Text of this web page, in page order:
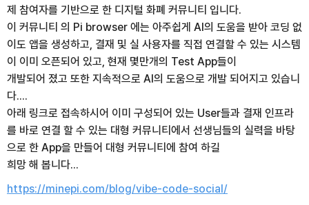
제 참여자를 기반으로 한 디지털 화폐 커뮤니티 입니다.
이 커뮤니티 의 Pi browser 에는 아주쉽게 AI의 도움을 받아 코딩 없
이도 앱을 생성하고, 결재 및 실 사용자를 직접 연결할 수 있는 시스템
이 이미 오픈되어 있고, 현재 몇만개의 Test App들이
개발되어 졌고 또한 지속적으로 AI의 도움으로 개발 되어지고 있습니
다....
아래 링크로 접속하시어 이미 구성되어 있는 User들과 결재 인프라
를 바로 연결 할 수 있는 대형 커뮤니티에서 선생님들의 실력을 바탕
으로 한 App을 만들어 대형 커뮤니티에 참여 하길
희망 해 봅니다...
https://minepi.com/blog/vibe-code-social/